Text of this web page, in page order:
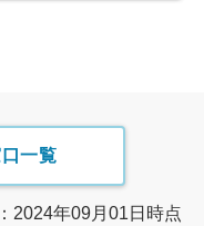
一覧
2024年09月01日時点